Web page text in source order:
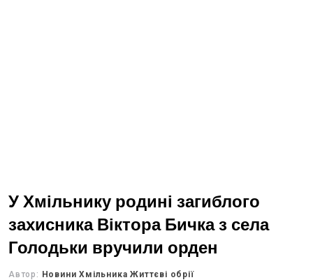
У Хмільнику родині загиблого
захисника Віктора Бичка з села
Голодьки вручили орден
Автор: Новини Хмільника Життєві обрії